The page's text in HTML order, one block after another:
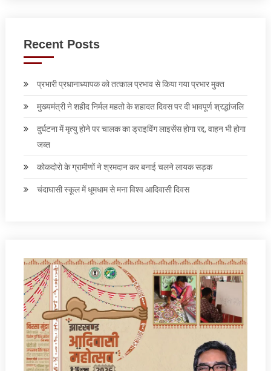
Recent Posts
प्रभारी प्रधानाध्यापक को तत्काल प्रभाव से किया गया प्रभार मुक्त
मुख्यमंत्री ने शहीद निर्मल महतो के शहादत दिवस पर दी भावपूर्ण श्रद्धांजलि
दुर्घटना में मृत्यु होने पर चालक का ड्राइविंग लाइसेंस होगा रद्द, वाहन भी होगा
जब्त
कोकदोरो के ग्रामीणों ने श्रमदान कर बनाई चलने लायक सड़क
चंदाघासी स्कूल में धूमधाम से मना विश्व आदिवासी दिवस